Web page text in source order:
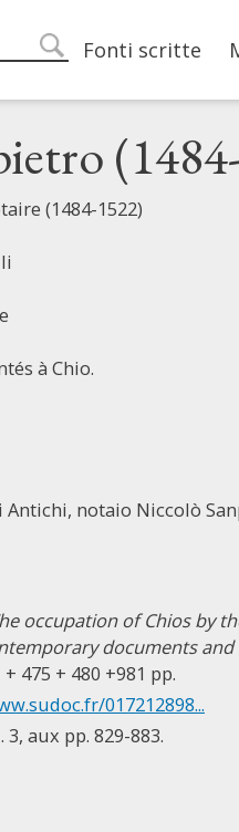
search
Main
Fonti scritte
(1484-1522)
à Chio.
notaio Niccolò
occupation of Chios by
documents
475 + 480 +981 pp.
017212898...
aux pp. 829-883.